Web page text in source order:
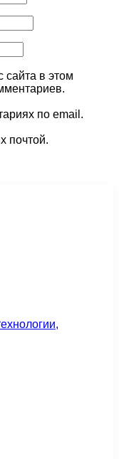
сайта в этом
по email.
почтой.